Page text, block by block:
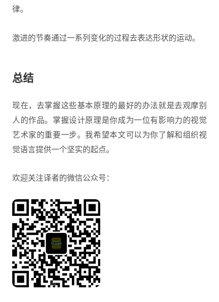
律。
激进的节奏通过一系列变化的过程去表达形状的运动。
总结
现在，去掌握这些基本原理的最好的办法就是去观摩别
人的作品。掌握设计原理是你成为一位有影响力的视觉
艺术家的重要一步。我希望本文可以为你了解和组织视
觉语言提供一个坚实的起点。
欢迎关注译者的微信公众号：